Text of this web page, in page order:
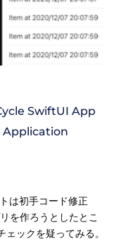
SwiftUI App
Application
は初手コード修正
を作ろうとしたとこ
ックを疑ってみる。